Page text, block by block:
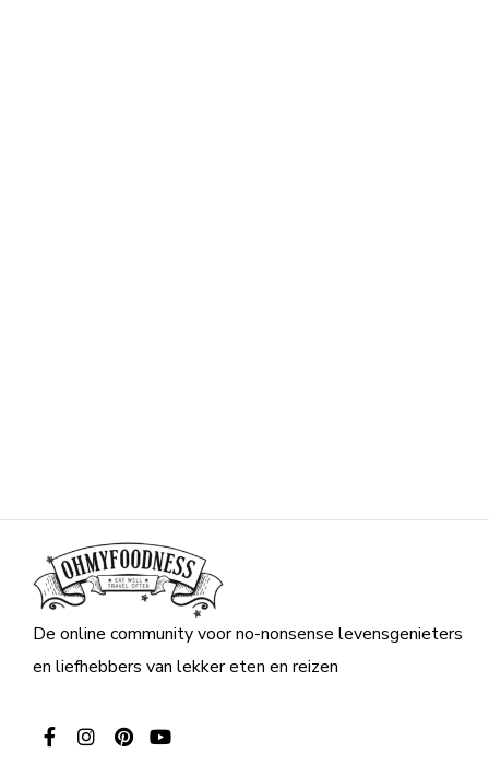
De online community voor no-nonsense levensgenieters
en liefhebbers van lekker eten en reizen